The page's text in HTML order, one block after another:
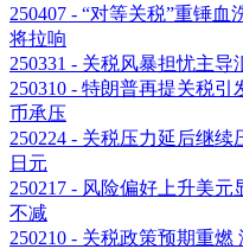
250407 - “对等关税”重锤
将拉响
250331 - 关税风暴担忧主
250310 - 特朗普再提关税
币承压
250224 - 关税压力延后继
日元
250217 - 风险偏好上升美
不减
250210 - 关税政策预期重燃